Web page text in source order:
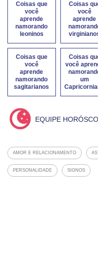
Coisas que
você
aprende
namorando
leoninos
Coisas
você
aprende
Coisas que
você
aprende
namorando
sagitarianos
Coisas
você
um
EQUIPE
AMOR E RELACIONAMENTO
PERSONALIDADE SIGNOS